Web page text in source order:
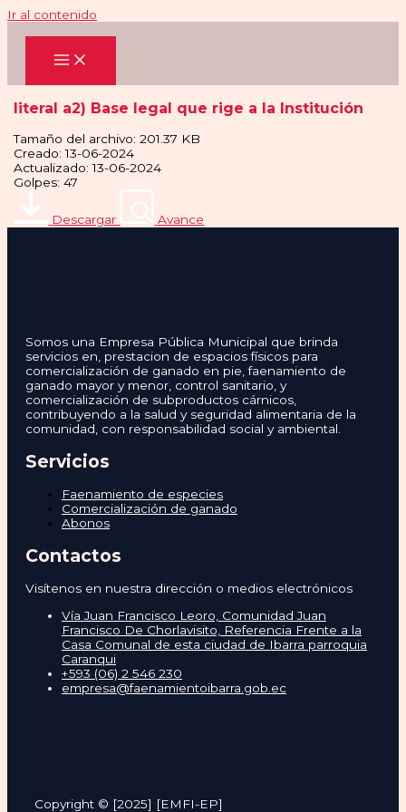
Ir al contenido
literal a2) Base legal que rige a la Institución
Tamaño del archivo: 201.37 KB
Creado: 13-06-2024
Actualizado: 13-06-2024
Golpes: 47
Descargar Avance
Somos una Empresa Pública Municipal que brinda
servicios en, prestacion de espacios físicos para
comercialización de ganado en pie, faenamiento de
ganado mayor y menor, control sanitario, y
comercialización de subproductos cárnicos,
contribuyendo a la salud y seguridad alimentaria de la
comunidad, con responsabilidad social y ambiental.
Servicios
Faenamiento de especies
Comercialización de ganado
Abonos
Contactos
Visítenos en nuestra dirección o medios electrónicos
Vía Juan Francisco Leoro, Comunidad Juan
Francisco De Chorlavisito, Referencia Frente a la
Casa Comunal de esta ciudad de Ibarra parroquia
Caranqui
+593 (06) 2 546 230
empresa@faenamientoibarra.gob.ec
Copyright © [2025] [EMFI-EP]